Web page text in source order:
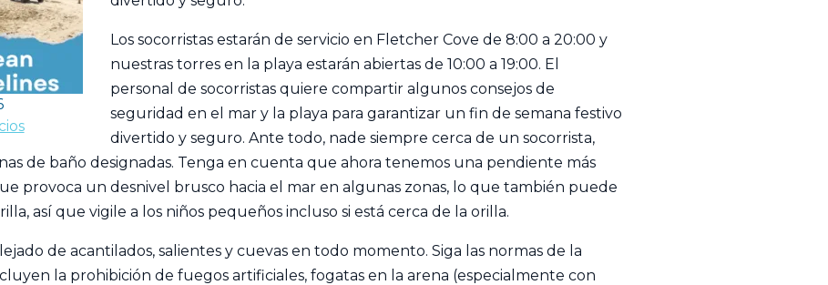
Los socorristas estarán de servicio en Fletcher Cove de 8:00 a 20:00 y
nuestras torres en la playa estarán abiertas de 10:00 a 19:00. El
personal de socorristas quiere compartir algunos consejos de
seguridad en el mar y la playa para garantizar un fin de semana festivo
divertido y seguro. Ante todo, nade siempre cerca de un socorrista,
de baño designadas. Tenga en cuenta que ahora tenemos una pendiente más
provoca un desnivel brusco hacia el mar en algunas zonas, lo que también puede
así que vigile a los niños pequeños incluso si está cerca de la orilla.
de acantilados, salientes y cuevas en todo momento. Siga las normas de la
la prohibición de fuegos artificiales, fogatas en la arena (especialmente con